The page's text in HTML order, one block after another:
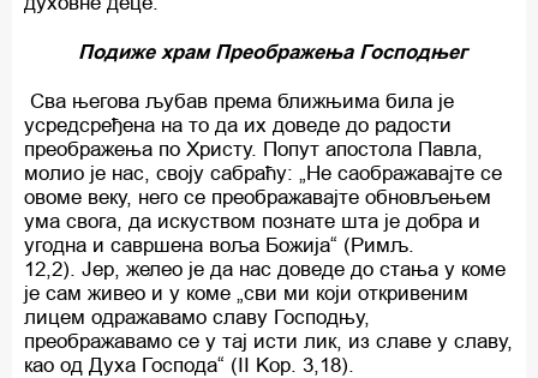
Подиже храм Преображења Господњег
Сва његова љубав према ближњима била је
усредсређена на то да их доведе до радости
преображења по Христу. Попут апостола Павла,
молио је нас, своју сабраћу: „Не саображавајте се
овоме веку, него се преображавајте обновљењем
ума свога, да искуством познате шта је добра и
угодна и савршена воља Божија“ (Римљ.
12,2). Јер, желео је да нас доведе до стања у коме
је сам живео и у коме „сви ми који откривеним
лицем одражавамо славу Господњу,
преображавамо се у тај исти лик, из славе у славу,
као од Духа Господа“ (II Kop. 3,18).